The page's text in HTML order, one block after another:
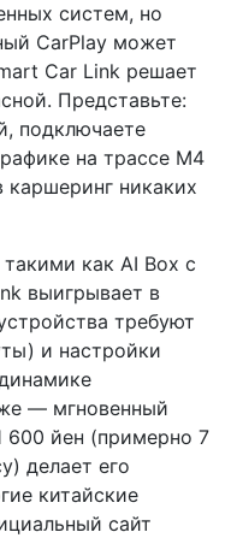
систем, но
CarPlay может
Car Link решает
Представьте:
подключаете
на трассе М4
никаких
как AI Box с
выигрывает в
требуют
и настройки
— мгновенный
600 йен (примерно 7
делает его
китайские
сайт